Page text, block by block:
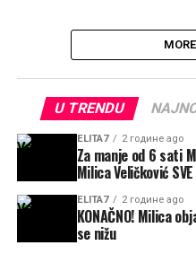
U TRENDU
ELITA7 2 године ago
Za manje od 6 sati
Milica Veličković SVE
ELITA7 2 године ago
KONAČNO! Milica
se nižu